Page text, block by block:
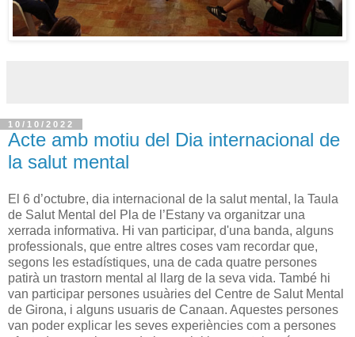
10/10/2022
Acte amb motiu del Dia internacional de
la salut mental
El 6 d’octubre, dia internacional de la salut mental, la Taula
de Salut Mental del Pla de l’Estany va organitzar una
xerrada informativa. Hi van participar, d'una banda, alguns
professionals, que entre altres coses vam recordar que,
segons les estadístiques, una de cada quatre persones
patirà un trastorn mental al llarg de la seva vida. També hi
van participar persones usuàries del Centre de Salut Mental
de Girona, i alguns usuaris de Canaan. Aquestes persones
van poder explicar les seves experiències com a persones